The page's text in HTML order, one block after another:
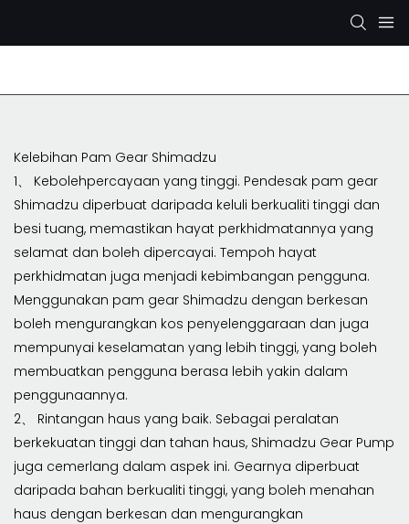
Kelebihan Pam Gear Shimadzu
1、 Kebolehpercayaan yang tinggi. Pendesak pam gear
Shimadzu diperbuat daripada keluli berkualiti tinggi dan
besi tuang, memastikan hayat perkhidmatannya yang
selamat dan boleh dipercayai. Tempoh hayat
perkhidmatan juga menjadi kebimbangan pengguna.
Menggunakan pam gear Shimadzu dengan berkesan
boleh mengurangkan kos penyelenggaraan dan juga
mempunyai keselamatan yang lebih tinggi, yang boleh
membuatkan pengguna berasa lebih yakin dalam
penggunaannya.
2、 Rintangan haus yang baik. Sebagai peralatan
berkekuatan tinggi dan tahan haus, Shimadzu Gear Pump
juga cemerlang dalam aspek ini. Gearnya diperbuat
daripada bahan berkualiti tinggi, yang boleh menahan
haus dengan berkesan dan mengurangkan